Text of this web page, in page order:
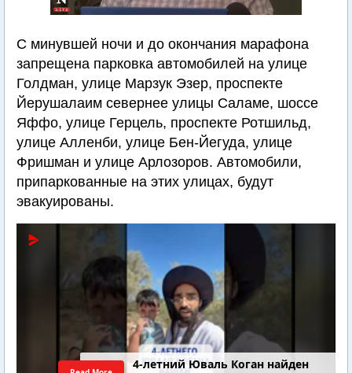
С минувшей ночи и до окончания марафона
запрещена парковка автомобилей на улице
Голдман, улице Марзук Эзер, проспекте
Йерушалаим севернее улицы Саламе, шоссе
Яффо, улице Герцель, проспекте Ротшильд,
улице Алленби, улице Бен-Йегуда, улице
Фришман и улице Арлозоров. Автомобили,
припаркованные на этих улицах, будут
эвакуированы.
4-летний Юваль Коган найден